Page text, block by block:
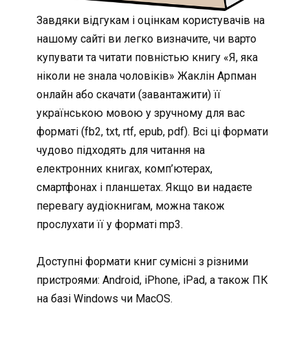
Завдяки відгукам і оцінкам користувачів на
нашому сайті ви легко визначите, чи варто
купувати та читати повністью книгу «Я, яка
ніколи не знала чоловіків» Жаклін Арпман
онлайн або скачати (завантажити) її
українською мовою у зручному для вас
форматі (fb2, txt, rtf, epub, pdf). Всі ці формати
чудово підходять для читання на
електронних книгах, комп’ютерах,
смартфонах і планшетах. Якщо ви надаєте
перевагу аудіокнигам, можна також
прослухати її у форматі mp3.
Доступні формати книг сумісні з різними
пристроями: Android, iPhone, iPad, а також ПК
на базі Windows чи MacOS.